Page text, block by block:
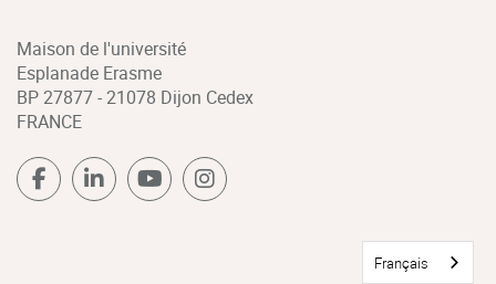
Maison de l'université
Esplanade Erasme
BP 27877 - 21078 Dijon Cedex
FRANCE
Français